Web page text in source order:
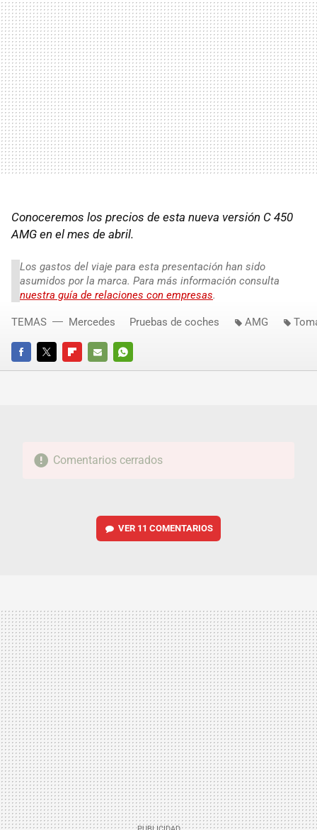
Conoceremos los precios de esta nueva versión C 450
AMG en el mes de abril.
Los gastos del viaje para esta presentación han sido
asumidos por la marca. Para más información consulta
nuestra guía de relaciones con empresas.
FACEBOOKTWITTERFLIPBOARD
E-
WHATSAPP
TEMAS Mercedes Pruebas de coches AMG
Comentarios cerrados
VER 11 COMENTARIOS